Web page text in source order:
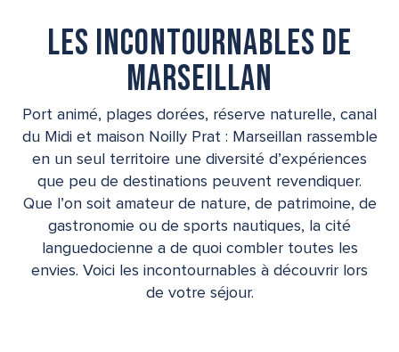
Les incontournables de
Marseillan
Port animé, plages dorées, réserve naturelle, canal
du Midi et maison Noilly Prat : Marseillan rassemble
en un seul territoire une diversité d’expériences
que peu de destinations peuvent revendiquer.
Que l’on soit amateur de nature, de patrimoine, de
gastronomie ou de sports nautiques, la cité
languedocienne a de quoi combler toutes les
envies. Voici les incontournables à découvrir lors
de votre séjour.